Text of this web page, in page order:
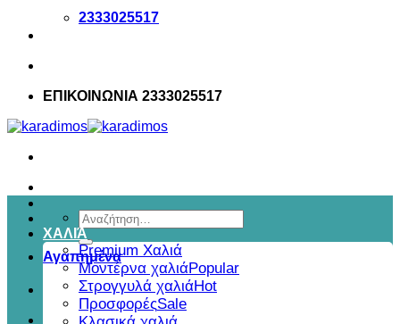
2333025517
ΕΠΙΚΟΙΝΩΝΙΑ 2333025517
Αναζήτηση
για:
Αγαπημένα
ΧΑΛΙΆ
Premium Χαλιά
Μοντέρνα χαλιά
Στρογγυλά χαλιά
Προσφορές